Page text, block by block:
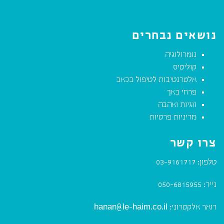
נושאים נבחרים
נומרולוגיה
קוליטיס
אלטרנטיבות לטיפול בכאב
פרחי באך
זוגיות ואהבה
מדיניות פרטיות
צרו קשר
טלפון: 03-9161717
נייד: 050-6815955
דואר אלקטרוני: hanan@le-haim.co.il